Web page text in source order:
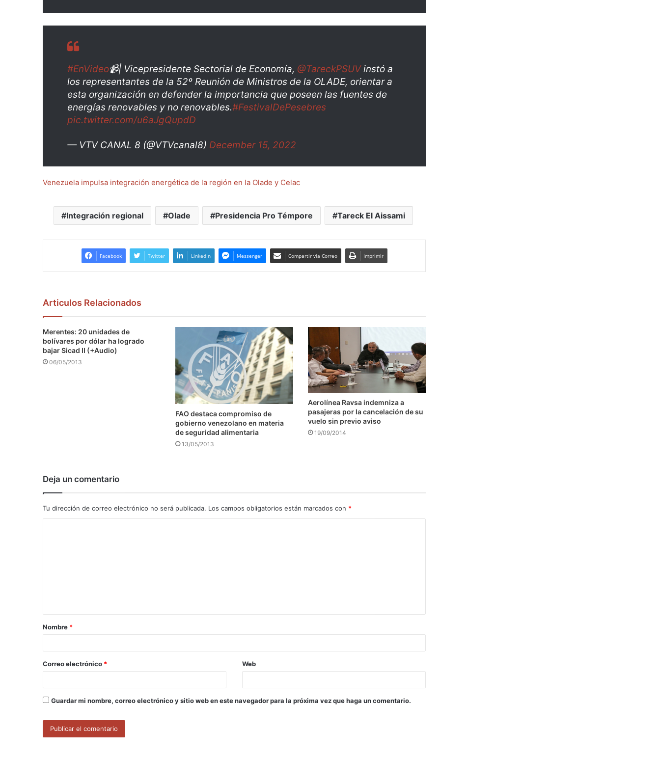
#EnVideo📹| Vicepresidente Sectorial de Economía, @TareckPSUVinstó a
los representantes de la 52º Reunión de Ministros de la OLADE, orientar a
esta organización en defender la importancia que poseen las fuentes de
energías renovables y no renovables.#FestivalDePesebres
pic.twitter.com/u6aJgQupdD
— VTV CANAL 8 (@VTVcanal8) December 15, 2022
Venezuela impulsa integración energética de la región en la Olade y Celac
Integración regional Olade Presidencia Pro Témpore Tareck El Aissami
Facebook Twitter LinkedIn Messenger Compartir via Correo Imprimir
Articulos Relacionados
Merentes: 20 unidades de
bolívares por dólar ha logrado
bajar Sicad II (+Audio)
06/05/2013
FAO destaca compromiso de
gobierno venezolano en materia
de seguridad alimentaria
13/05/2013
Aerolínea Ravsa indemniza a
pasajeras por la cancelación de su
vuelo sin previo aviso
19/09/2014
Deja un comentario
Tu dirección de correo electrónico no será publicada. Los campos obligatorios están marcados con *
a
r
*
Nombre *
Correo electrónico * Web
Guardar mi nombre, correo electrónico y sitio web en este navegador para la próxima vez que haga un comentario.